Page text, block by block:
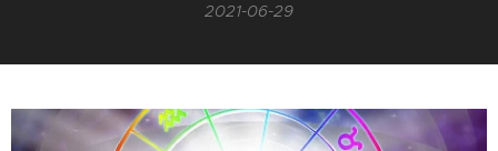
2021-06-29